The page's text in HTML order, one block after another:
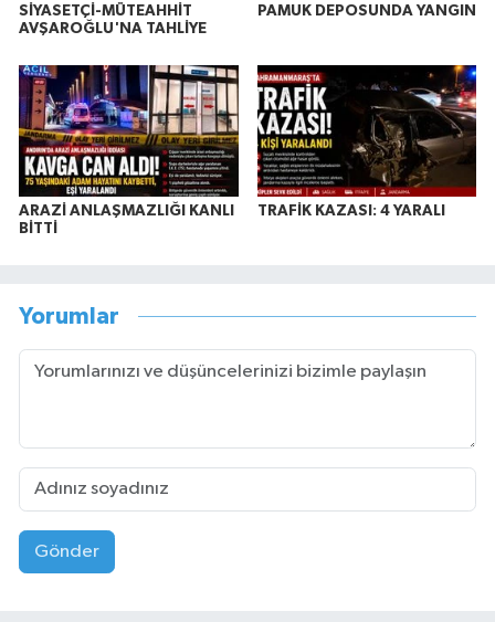
SİYASETÇİ-MÜTEAHHİT
AVŞAROĞLU'NA TAHLİYE
PAMUK DEPOSUNDA YANGIN
ARAZİ ANLAŞMAZLIĞI KANLI
BİTTİ
TRAFİK KAZASI: 4 YARALI
Yorumlar
Gönder